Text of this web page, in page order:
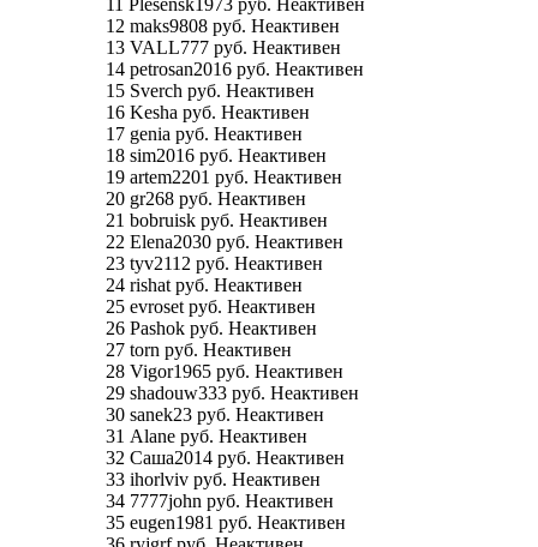
12 maks9808 руб. Неактивен
13 VALL777 руб. Неактивен
14 petrosan2016 руб. Неактивен
15 Sverch руб. Неактивен
16 Kesha руб. Неактивен
17 genia руб. Неактивен
18 sim2016 руб. Неактивен
19 artem2201 руб. Неактивен
20 gr268 руб. Неактивен
21 bobruisk руб. Неактивен
22 Elena2030 руб. Неактивен
23 tyv2112 руб. Неактивен
24 rishat руб. Неактивен
25 evroset руб. Неактивен
26 Pashok руб. Неактивен
27 torn руб. Неактивен
28 Vigor1965 руб. Неактивен
29 shadouw333 руб. Неактивен
30 sanek23 руб. Неактивен
31 Alane руб. Неактивен
32 Саша2014 руб. Неактивен
33 ihorlviv руб. Неактивен
34 7777john руб. Неактивен
35 eugen1981 руб. Неактивен